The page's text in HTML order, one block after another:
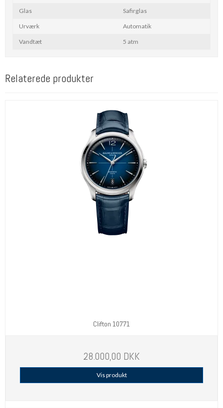
Glas Safirglas
Urværk Automatik
Vandtæt 5 atm
Relaterede produkter
Clifton 10771
28.000,00 DKK
Vis produkt